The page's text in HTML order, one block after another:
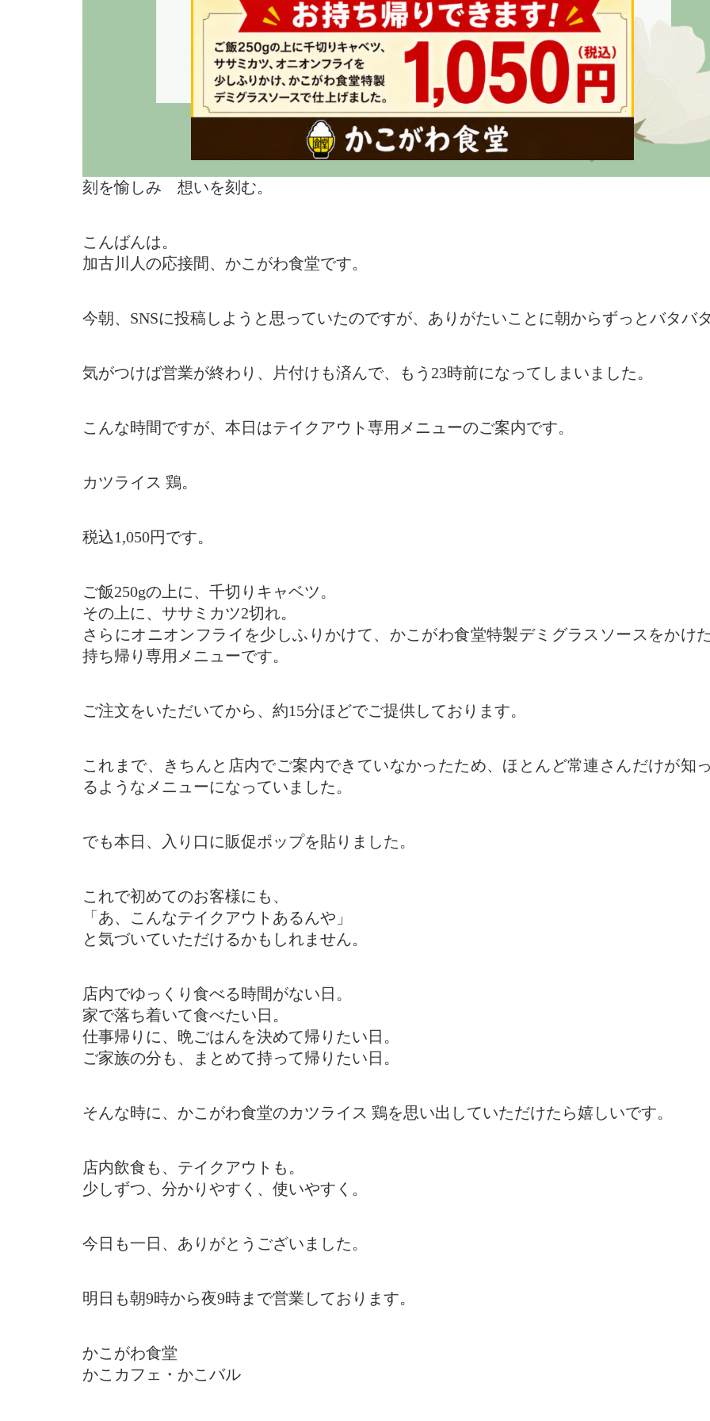
刻を愉しみ 想いを刻む。
こんばんは。
加古川人の応接間、かこがわ食堂です。
今朝、SNSに投稿しようと思っていたのですが、ありがたいことに朝からずっとバタバ
気がつけば営業が終わり、片付けも済んで、もう23時前になってしまいました。
こんな時間ですが、本日はテイクアウト専用メニューのご案内です。
カツライス 鶏。
税込1,050円です。
ご飯250gの上に、千切りキャベツ。
その上に、ササミカツ2切れ。
さらにオニオンフライを少しふりかけて、かこがわ食堂特製デミグラスソースをかけ
持ち帰り専用メニューです。
ご注文をいただいてから、約15分ほどでご提供しております。
これまで、きちんと店内でご案内できていなかったため、ほとんど常連さんだけが知
るようなメニューになっていました。
でも本日、入り口に販促ポップを貼りました。
これで初めてのお客様にも、
「あ、こんなテイクアウトあるんや」
と気づいていただけるかもしれません。
店内でゆっくり食べる時間がない日。
家で落ち着いて食べたい日。
仕事帰りに、晩ごはんを決めて帰りたい日。
ご家族の分も、まとめて持って帰りたい日。
そんな時に、かこがわ食堂のカツライス 鶏を思い出していただけたら嬉しいです。
店内飲食も、テイクアウトも。
少しずつ、分かりやすく、使いやすく。
今日も一日、ありがとうございました。
明日も朝9時から夜9時まで営業しております。
かこがわ食堂
かこカフェ・かこバル